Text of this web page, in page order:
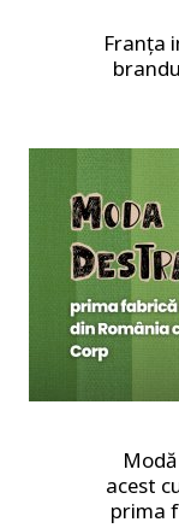
Franța
acest
prima